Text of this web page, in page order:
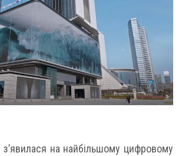
з’явилася на найбільшому цифровому